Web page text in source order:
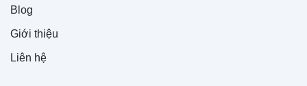
Blog
Giới thiệu
Liên hệ